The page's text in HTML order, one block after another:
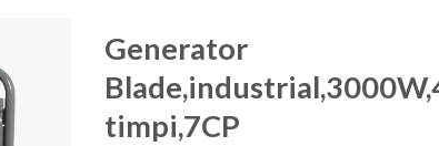
Generator
timpi,7CP